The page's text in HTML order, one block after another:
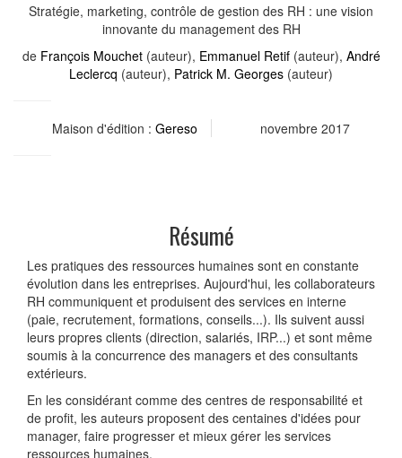
Stratégie, marketing, contrôle de gestion des RH : une vision
innovante du management des RH
de François Mouchet(auteur), Emmanuel Retif(auteur), André
Leclercq (auteur), Patrick M. Georges (auteur)
Maison d'édition : Gereso novembre 2017
Résumé
Les pratiques des ressources humaines sont en constante
évolution dans les entreprises. Aujourd'hui, les collaborateurs
RH communiquent et produisent des services en interne
(paie, recrutement, formations, conseils...). Ils suivent aussi
leurs propres clients (direction, salariés, IRP...) et sont même
soumis à la concurrence des managers et des consultants
extérieurs.
En les considérant comme des centres de responsabilité et
de profit, les auteurs proposent des centaines d'idées pour
manager, faire progresser et mieux gérer les services
ressources humaines.